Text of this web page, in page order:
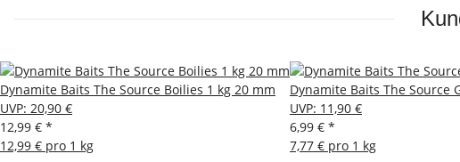
Dynamite Baits The Source Boilies 1 kg 20 mm
UVP: 20,90 €
12,99 € *
12,99 € pro 1 kg
Dynamite Baits The Source
UVP: 11,90 €
6,99 € *
7,77 € pro 1 kg